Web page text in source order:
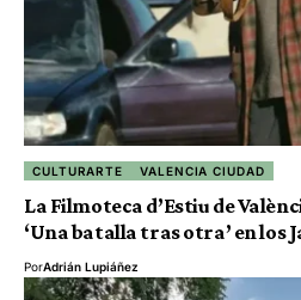
CULTURARTE VALENCIA CIUDAD
La Filmoteca d’Estiu de
‘Una batalla tras otra’ en los
PorAdrián Lupiáñez